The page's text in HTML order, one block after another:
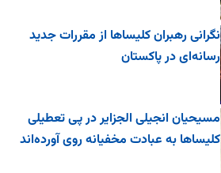
نگرانی رهبران کلیساها از مقررات جدید
رسانه‌ای در پاکستان
مسیحیان انجیلی الجزایر در پی تعطیلی
کلیساها به عبادت مخفیانه روی آورده‌اند